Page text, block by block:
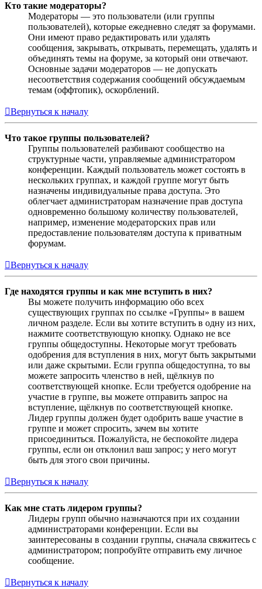
Кто такие модераторы?
Модераторы — это пользователи (или группы
пользователей), которые ежедневно следят за форумами.
Они имеют право редактировать или удалять
сообщения, закрывать, открывать, перемещать, удалять и
объединять темы на форуме, за который они отвечают.
Основные задачи модераторов — не допускать
несоответствия содержания сообщений обсуждаемым
темам (оффтопик), оскорблений.
Вернуться к началу
Что такое группы пользователей?
Группы пользователей разбивают сообщество на
структурные части, управляемые администратором
конференции. Каждый пользователь может состоять в
нескольких группах, и каждой группе могут быть
назначены индивидуальные права доступа. Это
облегчает администраторам назначение прав доступа
одновременно большому количеству пользователей,
например, изменение модераторских прав или
предоставление пользователям доступа к приватным
форумам.
Вернуться к началу
Где находятся группы и как мне вступить в них?
Вы можете получить информацию обо всех
существующих группах по ссылке «Группы» в вашем
личном разделе. Если вы хотите вступить в одну из них,
нажмите соответствующую кнопку. Однако не все
группы общедоступны. Некоторые могут требовать
одобрения для вступления в них, могут быть закрытыми
или даже скрытыми. Если группа общедоступна, то вы
можете запросить членство в ней, щёлкнув по
соответствующей кнопке. Если требуется одобрение на
участие в группе, вы можете отправить запрос на
вступление, щёлкнув по соответствующей кнопке.
Лидер группы должен будет одобрить ваше участие в
группе и может спросить, зачем вы хотите
присоединиться. Пожалуйста, не беспокойте лидера
группы, если он отклонил ваш запрос; у него могут
быть для этого свои причины.
Вернуться к началу
Как мне стать лидером группы?
Лидеры групп обычно назначаются при их создании
администраторами конференции. Если вы
заинтересованы в создании группы, сначала свяжитесь с
администратором; попробуйте отправить ему личное
сообщение.
Вернуться к началу